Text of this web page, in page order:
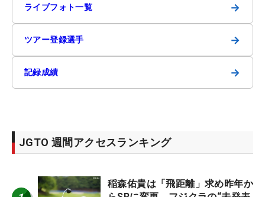
ライブフォト一覧 →
ツアー登録選手 →
記録成績 →
JGTO 週間アクセスランキング
稲森佑貴は「飛距離」求め昨年か